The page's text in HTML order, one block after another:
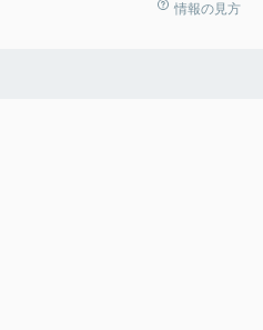
情報の見方